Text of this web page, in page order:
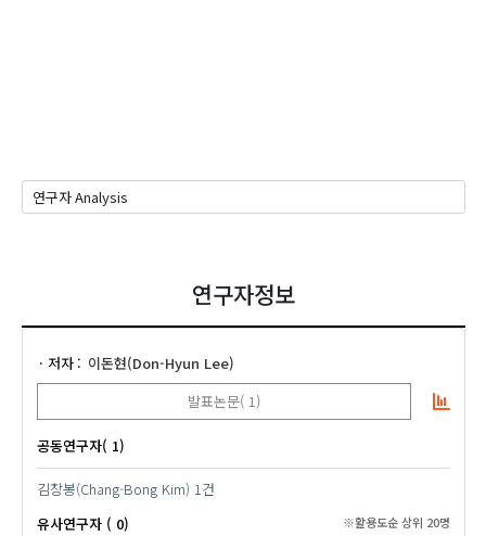
연구자정보
저자
이돈현(Don-Hyun Lee)
발표논문( 1)
공동연구자( 1)
김창봉(Chang-Bong Kim) 1건
유사연구자 ( 0)
※활용도순 상위 20명